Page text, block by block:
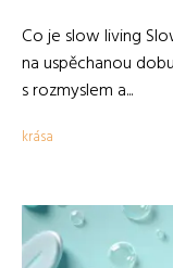
Co je slow living
na uspěchanou
s rozmyslem a...
krása